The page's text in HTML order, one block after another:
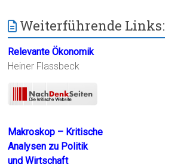
Weiterführende Links:
Relevante Ökonomik
Heiner Flassbeck
Makroskop – Kritische
Analysen zu Politik
und Wirtschaft